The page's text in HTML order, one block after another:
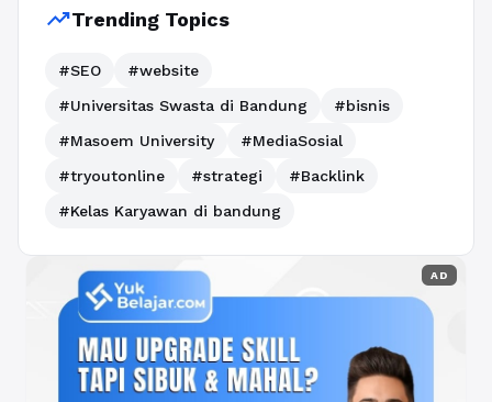
trending_upTrending Topics
#SEO
#website
#Universitas Swasta di Bandung
#bisnis
#Masoem University
#MediaSosial
#tryoutonline
#strategi
#Backlink
#Kelas Karyawan di bandung
AD